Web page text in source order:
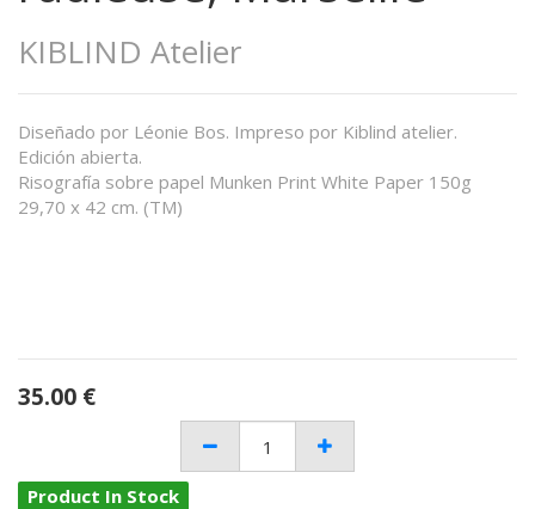
KIBLIND Atelier
Diseñado por Léonie Bos. Impreso por Kiblind atelier.
Edición abierta.
Risografía sobre papel Munken Print White Paper 150g
29,70 x 42 cm. (TM)
35.00 €
Product In Stock